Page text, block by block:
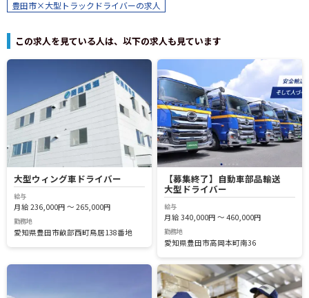
豊田市×大型トラックドライバーの求人
この求人を見ている人は、以下の求人も見ています
大型ウィング車ドライバー
給与
月給 236,000円 ～ 265,000円
勤務地
愛知県豊田市畝部西町鳥居138番地
【募集終了】自動車部品輸送
大型ドライバー
給与
月給 340,000円 ～ 460,000円
勤務地
愛知県豊田市高岡本町南36